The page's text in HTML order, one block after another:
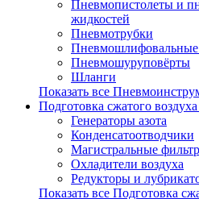
Пневмопистолеты и
жидкостей
Пневмотрубки
Пневмошуруповёрты
Шланги
Показать все
Подготовка сжатого воздуха
Генераторы азота
Конденсатоотводчики
Магистральные
Охладители воздуха
Редукторы и
Показать все Подготовка